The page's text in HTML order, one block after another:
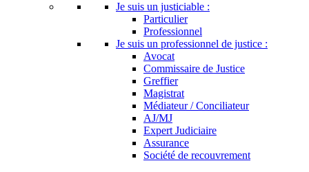
Je suis un justiciable :
Particulier
Professionnel
Je suis un professionnel de justice :
Avocat
Commissaire de Justice
Greffier
Magistrat
Médiateur / Conciliateur
AJ/MJ
Expert Judiciaire
Assurance
Société de recouvrement